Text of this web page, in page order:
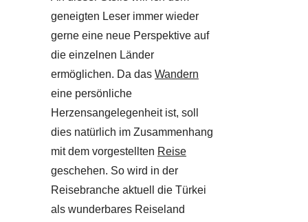
geneigten Leser immer wieder
gerne eine neue Perspektive auf
die einzelnen Länder
ermöglichen. Da das Wandern
eine persönliche
Herzensangelegenheit ist, soll
dies natürlich im Zusammenhang
mit dem vorgestellten Reise
geschehen. So wird in der
Reisebranche aktuell die Türkei
als wunderbares Reiseland